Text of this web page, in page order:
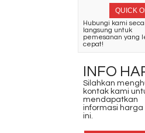
QUICK
Hubungi kami
langsung untuk
pemesanan yang
cepat!
INFO
Silahkan
kontak kami
mendapatkan
informasi harga
ini.